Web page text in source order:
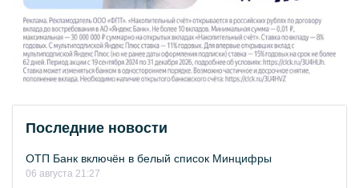
Последние новости
ОТП Банк включён в белый список Минцифры
06 августа 21:27